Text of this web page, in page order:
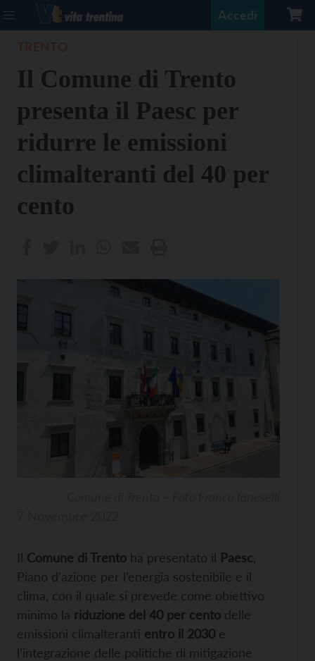
Accedi
Il Comune di Trento
presenta il Paesc per
ridurre le emissioni
climalteranti del 40 per
cento
Il Comune di Trento ha presentato il Paesc
Piano d’azione per l’energia sostenibile e il
clima, con il quale si prevede come obiettivo
minimo la riduzione del 40 per cento delle
emissioni climalteranti entro il 2030 e
l’integrazione delle politiche di mitigazione